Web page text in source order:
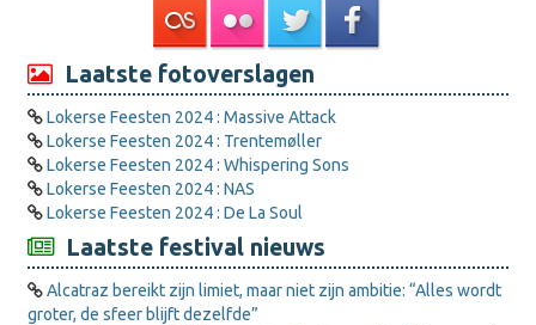
Laatste fotoverslagen
Lokerse Feesten 2024 : Massive Attack
Lokerse Feesten 2024 : Trentemøller
Lokerse Feesten 2024 : Whispering Sons
Lokerse Feesten 2024 : NAS
Lokerse Feesten 2024 : De La Soul
Laatste festival nieuws
Alcatraz bereikt zijn limiet, maar niet zijn ambitie: “Alles wordt
groter, de sfeer blijft dezelfde”